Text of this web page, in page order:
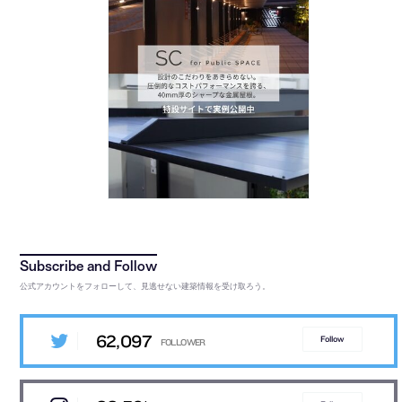
公式アカウントをフォローして、見逃せない建築情報を受け取ろう。
62,097 Follow